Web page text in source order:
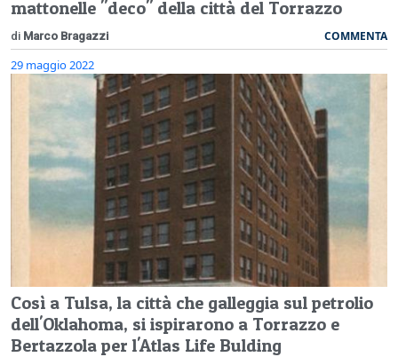
mattonelle "deco" della città del Torrazzo
di Marco Bragazzi COMMENTA
29 maggio 2022
Così a Tulsa, la città che galleggia sul petrolio
dell'Oklahoma, si ispirarono a Torrazzo e
Bertazzola per l'Atlas Life Bulding